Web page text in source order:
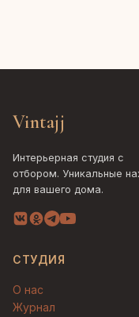
Vintajj
Интерьерная студия с
отбором. Уникальные
для вашего дома.
СТУДИЯ
О нас
Журнал